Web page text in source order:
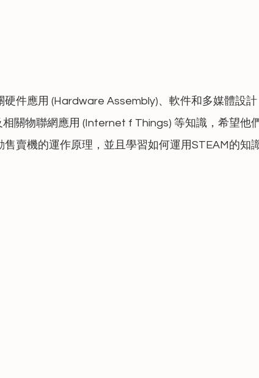
硬件應用 (Hardware Assembly)、軟件和多媒體設
關物聯網應用 (Internet f Things) 等知識，希望他
賣機的運作原理，並且學習如何運用STEAM的知